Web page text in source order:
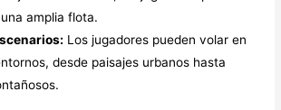
amplia flota.
Los jugadores pueden volar en
desde paisajes urbanos hasta